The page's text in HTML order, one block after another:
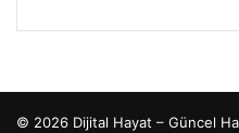
© 2026 Dijital Hayat – Güncel